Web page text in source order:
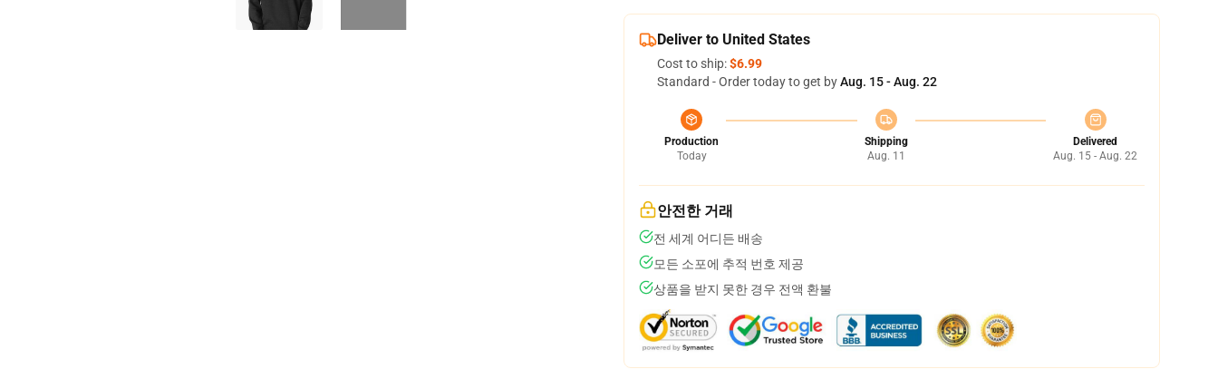
Deliver to United States
Cost to ship:$6.99
Standard - Order today to get byAug. 15 - Aug. 22
Production
Today
Shipping
Aug. 11
Delivered
Aug. 15 - Aug. 22
안전한 거래
전 세계 어디든 배송
모든 소포에 추적 번호 제공
상품을 받지 못한 경우 전액 환불